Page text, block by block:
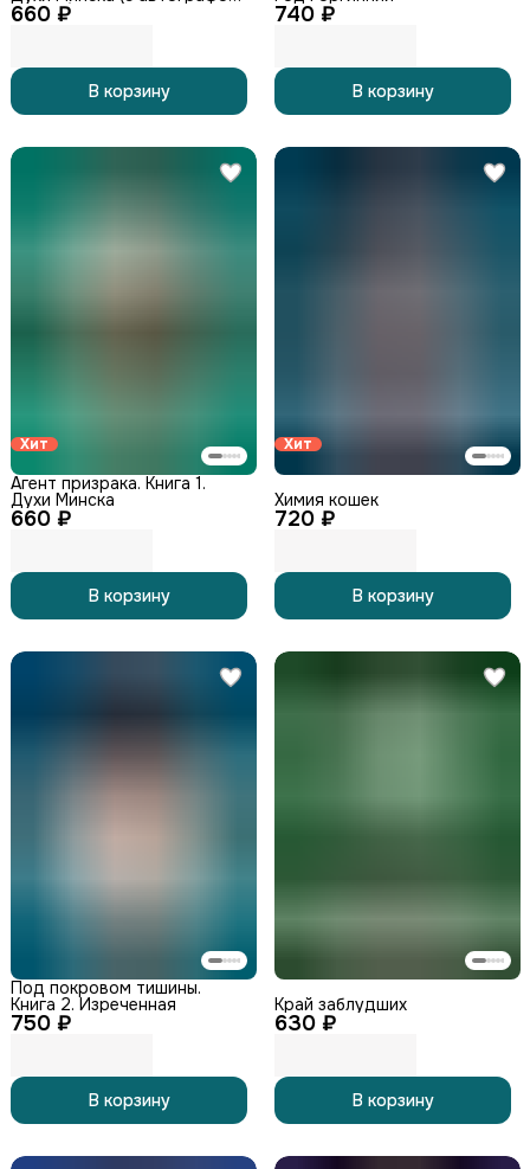
660 ₽
автора)
В корзину
740 ₽
В корзину
Хит
660 ₽
Агент призрака. Книга 1.
Духи Минска
В корзину
Хит
720 ₽
Химия кошек
В корзину
750 ₽
Под покровом тишины.
Книга 2. Изреченная
В корзину
630 ₽
Край заблудших
В корзину